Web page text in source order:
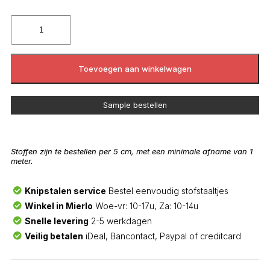
Toevoegen aan winkelwagen
Sample bestellen
Stoffen zijn te bestellen per 5 cm, met een minimale afname van 1
meter.
Knipstalen service Bestel eenvoudig stofstaaltjes
Winkel in Mierlo Woe-vr: 10-17u, Za: 10-14u
Snelle levering 2-5 werkdagen
Veilig betalen iDeal, Bancontact, Paypal of creditcard